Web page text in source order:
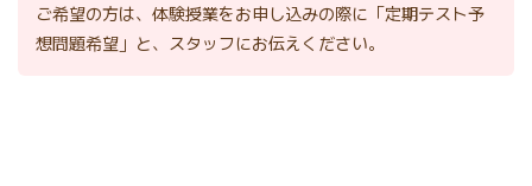
ご希望の方は、体験授業をお申し込みの際に「定期テスト予
想問題希望」と、スタッフにお伝えください。